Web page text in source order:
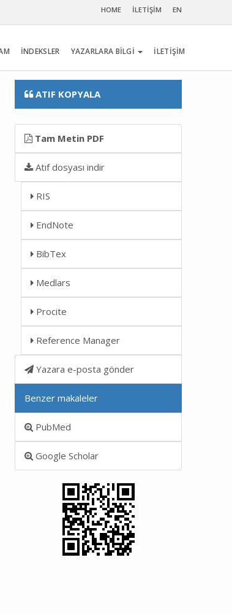
HOME İLETİŞİM EN
İNDEKSLER YAZARLARA BİLGİ İLETİŞİM
ATIF KOPYALA
Tam Metin PDF
Atıf dosyası indir
RIS
EndNote
BibTex
Medlars
Procite
Reference Manager
Yazara e-posta gönder
Benzer makaleler
PubMed
Google Scholar